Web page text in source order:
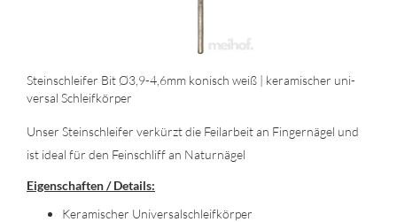
Stein­schlei­fer Bit Ø3,9-4,6mm ko­nisch weiß | ke­ra­mi­scher uni­
ver­sal Schleif­kör­per
Unser Stein­schlei­fer ver­kürzt die Feil­ar­beit an Fin­ger­nä­gel und
ist ideal für den Fein­schliff an Na­tur­nä­gel
Ei­gen­schaf­ten / De­tails:
Ke­ra­mi­scher Uni­ver­sal­schleif­kör­per